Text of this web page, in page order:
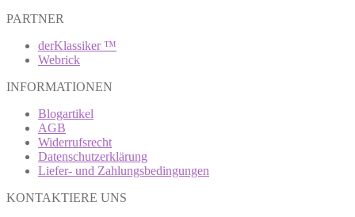
PARTNER
derKlassiker ™
Webrick
INFORMATIONEN
Blogartikel
AGB
Widerrufsrecht
Datenschutzerklärung
Liefer- und Zahlungsbedingungen
KONTAKTIERE UNS